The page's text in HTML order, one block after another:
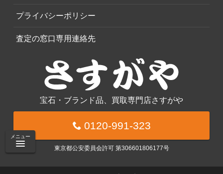
メニュー
プライバシーポリシー
査定の窓口専用連絡先
宝石・ブランド品、買取専門店さすがや
0120-991-323
東京都公安委員会許可 第306601806177号